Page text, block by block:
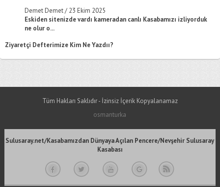
Demet Demet/ 23 Ekim 2025
Eskiden sitenizde vardı kameradan canlı Kasabamızı izliyorduk
ne olur o...
Ziyaretçi Defterimize Kim Ne Yazdıı?
Tüm Hakları Saklıdır - İzinsiz İçerik Kopyalanamaz
osmanturka
Sulusaray.net/Kasabamızdan Dünyaya Açılan Pencere/Nevşehir Sulusaray
Kasabası